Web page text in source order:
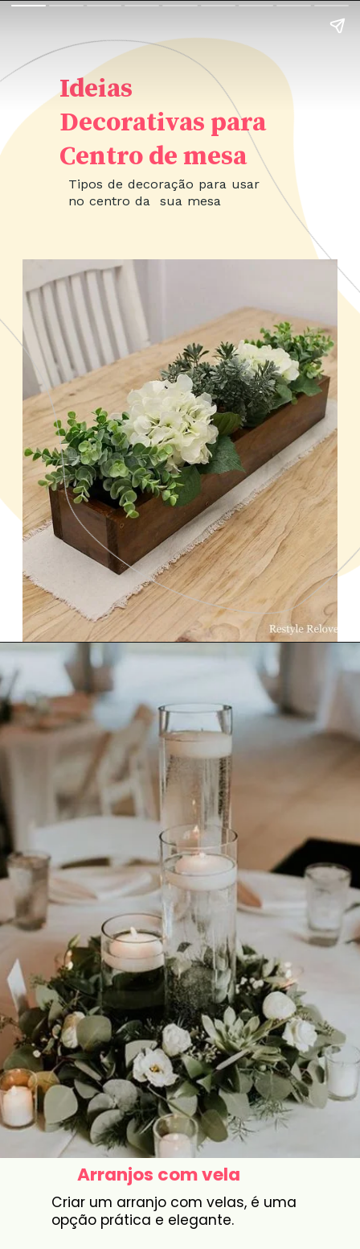
Tipos de decoração para usar
no centro da sua mesa
Ideias
Decorativas para
Centro de mesa
Arranjos com vela
Criar um arranjo com velas, é uma
opção prática e elegante.